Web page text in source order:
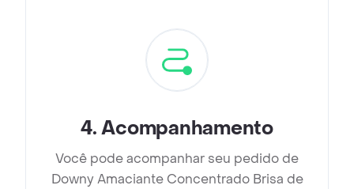
4.Acompanhamento
Você pode acompanhar seu pedido de
Downy Amaciante Concentrado Brisa de